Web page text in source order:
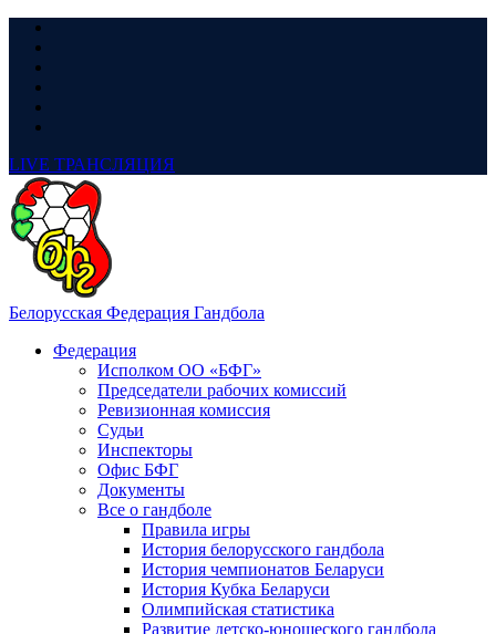
LIVE ТРАНСЛЯЦИЯ
Белорусская Федерация Гандбола
Федерация
Исполком ОО «БФГ»
Председатели рабочих комиссий
Ревизионная комиссия
Судьи
Инспекторы
Офис БФГ
Документы
Все о гандболе
Правила игры
История белорусского гандбола
История чемпионатов Беларуси
История Кубка Беларуси
Олимпийская статистика
Развитие детско-юношеского гандбола